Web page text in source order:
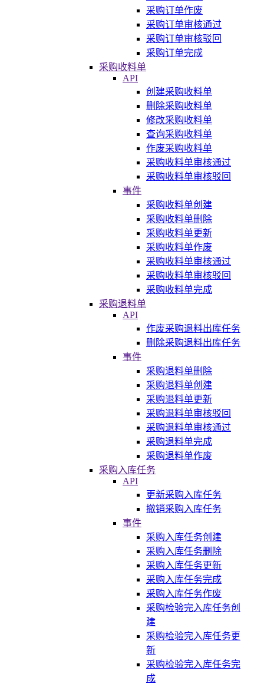
采购订单作废
采购订单审核通过
采购订单审核驳回
采购订单完成
采购收料单
API
创建采购收料单
删除采购收料单
修改采购收料单
查询采购收料单
作废采购收料单
采购收料单审核通过
采购收料单审核驳回
事件
采购收料单创建
采购收料单删除
采购收料单更新
采购收料单作废
采购收料单审核通过
采购收料单审核驳回
采购收料单完成
采购退料单
API
作废采购退料出库任务
删除采购退料出库任务
事件
采购退料单删除
采购退料单创建
采购退料单更新
采购退料单审核驳回
采购退料单审核通过
采购退料单完成
采购退料单作废
采购入库任务
API
更新采购入库任务
撤销采购入库任务
事件
采购入库任务创建
采购入库任务删除
采购入库任务更新
采购入库任务完成
采购入库任务作废
采购检验完入库任务创
建
采购检验完入库任务更
新
采购检验完入库任务完
成